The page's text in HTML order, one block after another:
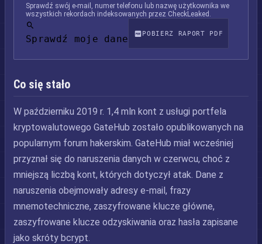
Sprawdź swój e-mail, numer telefonu lub nazwę użytkownika we
wszystkich rekordach indeksowanych przez CheckLeaked.
Sprawdź moje dane POBIERZ RAPORT PDF
Co się stało
W październiku 2019 r. 1,4 mln kont z usługi portfela
kryptowalutowego GateHub zostało opublikowanych na
popularnym forum hakerskim. GateHub miał wcześniej
przyznał się do naruszenia danych w czerwcu, choć z
mniejszą liczbą kont, których dotyczył atak. Dane z
naruszenia obejmowały adresy e-mail, frazy
mnemotechniczne, zaszyfrowane klucze główne,
zaszyfrowane klucze odzyskiwania oraz hasła zapisane
jako skróty bcrypt.